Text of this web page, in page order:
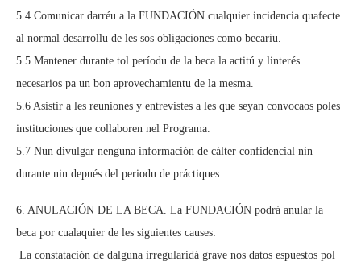
5.4 Comunicar darréu a la FUNDACIÓN cualquier incidencia quafecte
al normal desarrollu de les sos obligaciones como becariu.
5.5 Mantener durante tol períodu de la beca la actitú y linterés
necesarios pa un bon aprovechamientu de la mesma.
5.6 Asistir a les reuniones y entrevistes a les que seyan convocaos poles
instituciones que collaboren nel Programa.
5.7 Nun divulgar nenguna información de cálter confidencial nin
durante nin depués del periodu de práctiques.
6. ANULACIÓN DE LA BECA. La FUNDACIÓN podrá anular la
beca por cualaquier de les siguientes causes:
 La constatación de dalguna irregularidá grave nos datos espuestos pol